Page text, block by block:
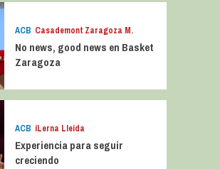
ACB Casademont Zaragoza M.
No news, good news en Basket
Zaragoza
ACB iLerna Lleida
Experiencia para seguir
creciendo